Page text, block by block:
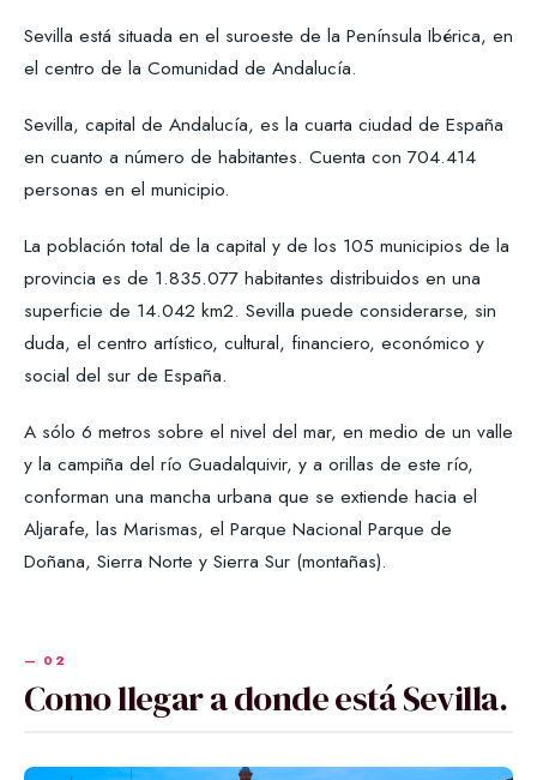
Sevilla está situada en el suroeste de la Península Ibérica, en
el centro de la Comunidad de Andalucía.
Sevilla, capital de Andalucía, es la cuarta ciudad de España
en cuanto a número de habitantes. Cuenta con 704.414
personas en el municipio.
La población total de la capital y de los 105 municipios de la
provincia es de 1.835.077 habitantes distribuidos en una
superficie de 14.042 km2. Sevilla puede considerarse, sin
duda, el centro artístico, cultural, financiero, económico y
social del sur de España.
A sólo 6 metros sobre el nivel del mar, en medio de un valle
y la campiña del río Guadalquivir, y a orillas de este río,
conforman una mancha urbana que se extiende hacia el
Aljarafe, las Marismas, el Parque Nacional Parque de
Doñana, Sierra Norte y Sierra Sur (montañas).
Como llegar a donde está Sevilla.